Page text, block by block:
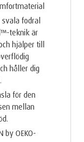
fodral
teknik är
hjälper till
håller dig
för den
mellan
by OEKO-